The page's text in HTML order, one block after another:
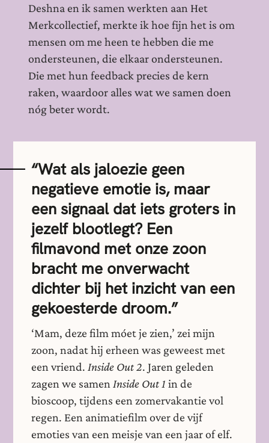
Deshna en ik samen werkten aan Het
Merkcollectief, merkte ik hoe fijn het is om
mensen om me heen te hebben die me
ondersteunen, die elkaar ondersteunen.
Die met hun feedback precies de kern
raken, waardoor alles wat we samen doen
nóg beter wordt.
“Wat als jaloezie geen
negatieve emotie is, maar
een signaal dat iets groters in
jezelf blootlegt? Een
filmavond met onze zoon
bracht me onverwacht
dichter bij het inzicht van een
gekoesterde droom.”
‘Mam, deze film móet je zien,’ zei mijn
zoon, nadat hij erheen was geweest met
een vriend. Inside Out 2. Jaren geleden
zagen we samen Inside Out 1 in de
bioscoop, tijdens een zomervakantie vol
regen. Een animatiefilm over de vijf
emoties van een meisje van een jaar of elf.